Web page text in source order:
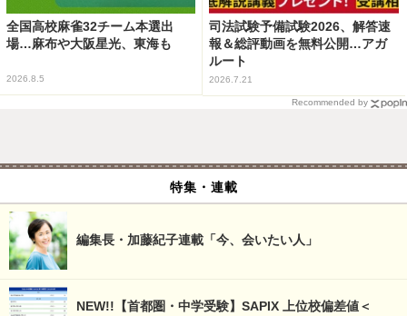
全国高校麻雀32チーム本選出
場…麻布や大阪星光、東海も
2026.8.5
司法試験予備試験2026、解答速
報＆総評動画を無料公開…アガ
ルート
2026.7.21
Recommended by
特集・連載
編集長・加藤紀子連載「今、会いたい人」
NEW!!【首都圏・中学受験】SAPIX 上位校偏差値＜